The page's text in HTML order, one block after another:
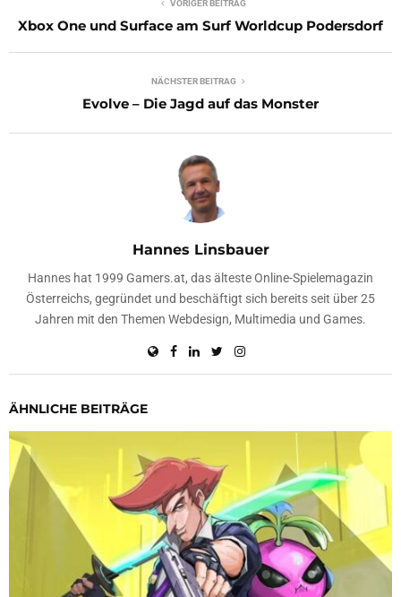
VORIGER BEITRAG
Xbox One und Surface am Surf Worldcup Podersdorf
NÄCHSTER BEITRAG
Evolve – Die Jagd auf das Monster
Hannes Linsbauer
Hannes hat 1999 Gamers.at, das älteste Online-Spielemagazin
Österreichs, gegründet und beschäftigt sich bereits seit über 25
Jahren mit den Themen Webdesign, Multimedia und Games.
ÄHNLICHE BEITRÄGE